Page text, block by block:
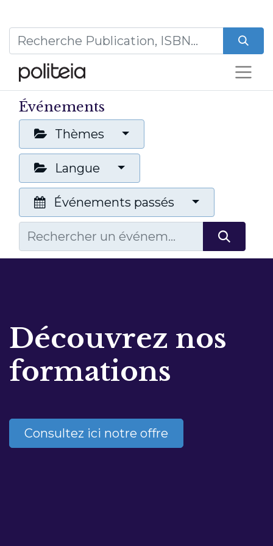
Événements
Thèmes
Langue
Événements passés
Découvrez nos
formations
Consultez ici notre offre